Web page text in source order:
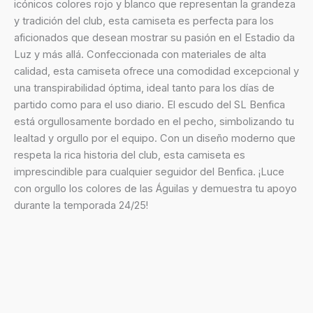
icónicos colores rojo y blanco que representan la grandeza
y tradición del club, esta camiseta es perfecta para los
aficionados que desean mostrar su pasión en el Estadio da
Luz y más allá. Confeccionada con materiales de alta
calidad, esta camiseta ofrece una comodidad excepcional y
una transpirabilidad óptima, ideal tanto para los días de
partido como para el uso diario. El escudo del SL Benfica
está orgullosamente bordado en el pecho, simbolizando tu
lealtad y orgullo por el equipo. Con un diseño moderno que
respeta la rica historia del club, esta camiseta es
imprescindible para cualquier seguidor del Benfica. ¡Luce
con orgullo los colores de las Águilas y demuestra tu apoyo
durante la temporada 24/25!